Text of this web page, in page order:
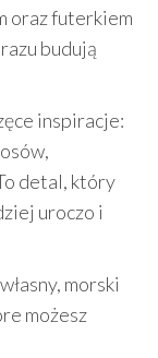
oraz futerkiem
budują
inspiracje:
detal, który
uroczo i
morski
możesz